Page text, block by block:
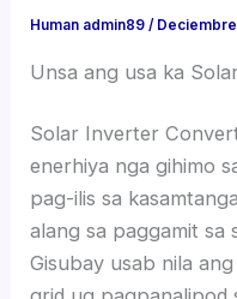
Human admin89/
Unsa ang usa ka
Solar Inverter
enerhiya nga gihimo
pag-ilis sa
alang sa paggamit sa
Gisubay usab nila